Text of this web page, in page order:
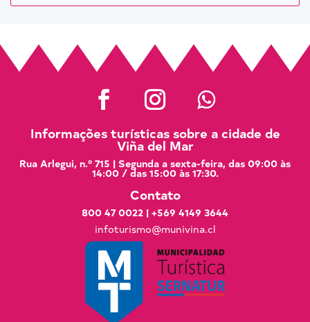
Informações turísticas sobre a cidade de
Viña del Mar
Rua Arlegui, n.º 715 | Segunda a sexta-feira, das 09:00 às
14:00 / das 15:00 às 17:30.
Contato
800 47 0022 | +569 4149 3644
infoturismo@munivina.cl